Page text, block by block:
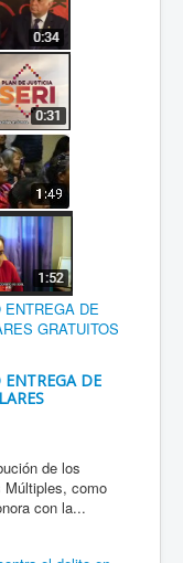
DE
de los
Múltiples, como
con la...